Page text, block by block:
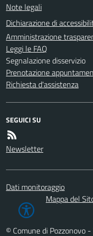
Note legali
Dichiarazione di
Amministrazione
Leggi le FAQ
Segnalazione disservizio
Prenotazione
Richiesta d'assistenza
SEGUICI SU
Newsletter
Dati monitoraggio
Mappa del
© Comune di Pozzonovo